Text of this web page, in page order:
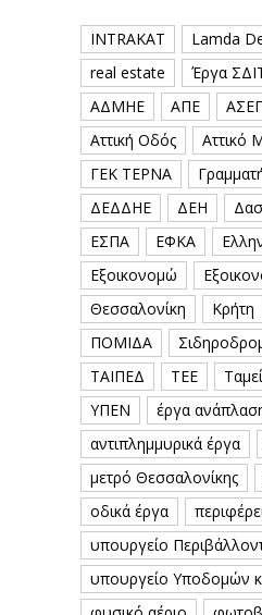
INTRAKAT
Lamda
real estate
Έργα
ΑΔΜΗΕ
ΑΠΕ
Αττική Οδός
Αττικό
ΓΕΚ ΤΕΡΝΑ
ΔΕΔΔΗΕ
ΔΕΗ
ΕΣΠΑ
ΕΦΚΑ
Εξοικονομώ
Θεσσαλονίκη
Κρήτη
ΠΟΜΙΔΑ
ΤΑΙΠΕΔ
ΤΕΕ
ΥΠΕΝ
έργα
αντιπλημμυρικά έργα
μετρό Θεσσαλονίκης
οδικά έργα
υπουργείο
υπουργείο Υποδομών